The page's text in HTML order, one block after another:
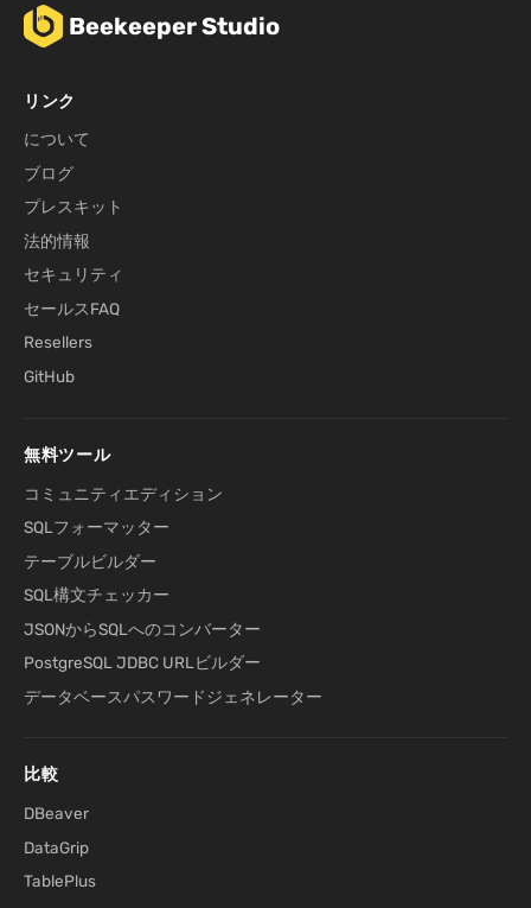
Beekeeper Studio
リンク
について
ブログ
プレスキット
法的情報
セキュリティ
セールスFAQ
Resellers
GitHub
無料ツール
コミュニティエディション
SQLフォーマッター
テーブルビルダー
SQL構文チェッカー
JSONからSQLへのコンバーター
PostgreSQL JDBC URLビルダー
データベースパスワードジェネレーター
比較
DBeaver
DataGrip
TablePlus